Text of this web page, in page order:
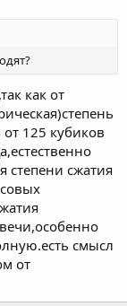
как от
125 кубиков
степени сжатия
смысл
от